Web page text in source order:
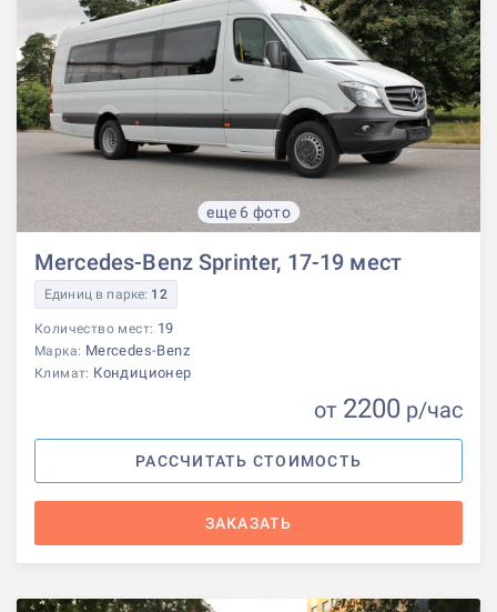
еще 6 фото
Mercedes-Benz Sprinter, 17-19 мест
Единиц в парке: 12
Количество мест: 19
Марка: Mercedes-Benz
Климат: Кондиционер
от 2200 р/час
РАССЧИТАТЬ СТОИМОСТЬ
ЗАКАЗАТЬ